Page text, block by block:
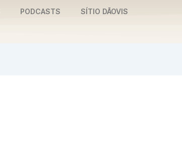
PODCASTS SÍTIO DĀOVIS